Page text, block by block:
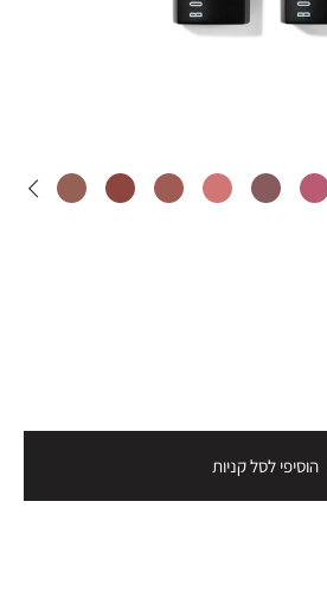
הוסיפי לסל קניות